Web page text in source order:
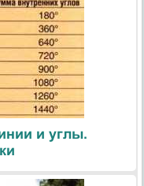
и углы.